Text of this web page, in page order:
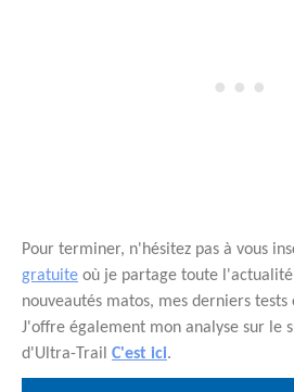
Pour terminer, n'hésitez pas à vous
gratuite où je partage toute
nouveautés matos, mes derniers tests
J'offre également mon analyse sur le
d'Ultra-Trail C'est ici.